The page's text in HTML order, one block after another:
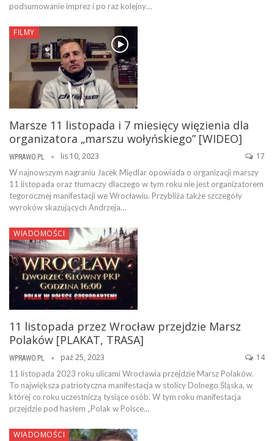
podsumowanie imprez i po raz kolejny…
FILMY
Marsze 11 listopada i 7 miesięcy więzienia dla
organizatora „marszu wołyńskiego” [WIDEO]
WPRAWO.PL lis 10, 2023 17
W najnowszym nagraniu Jacek Międlar opowiada o organizacji marszy
11 listopada oraz tłumaczy dlaczego w tym roku nie jest organizatorem
tegorocznej manifestacji we Wrocławiu. Przybliża także szczegóły
wyroków skazujących Andrzeja…
WIADOMOŚCI
11 listopada przez Wrocław przejdzie Marsz
Polaków [PLAKAT, TRASA]
WPRAWO.PL paź 25, 2023 14
11 listopada 2023 roku ulicami Wrocławia przejdzie Marsz Polaków.
To największa patriotyczna manifestacja w stolicy Dolnego Śląska, w
której co roku uczestniczą tysiące osób. W tym roku manifestacja
przejdzie pod hasłem „Polak w Polsce…
WIADOMOŚCI